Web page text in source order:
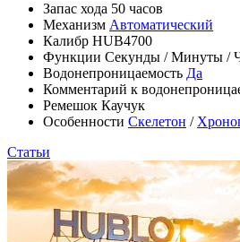
Запас хода 50 часов
Механизм Автоматический
Калибр HUB4700
Функции Секунды /Минуты /
Водонепроницаемость Да
Комментарий к
Ремешок Каучук
Особенности Скелетон /
Статьи